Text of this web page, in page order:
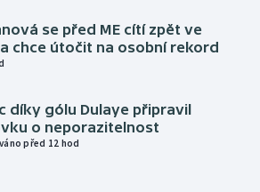
se před ME cítí zpět ve
chce útočit na osobní rekord
díky gólu Dulaye připravil
o neporazitelnost
před 12 hod